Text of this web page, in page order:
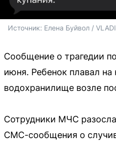
Источник: Елена Буйвол /
Сообщение о трагедии
июня. Ребенок плавал
водохранилище возле
Сотрудники МЧС
СМС-сообщения о